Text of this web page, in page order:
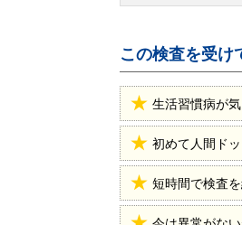
この検査を受け
生活習慣病が
初めて人間ド
短時間で検査